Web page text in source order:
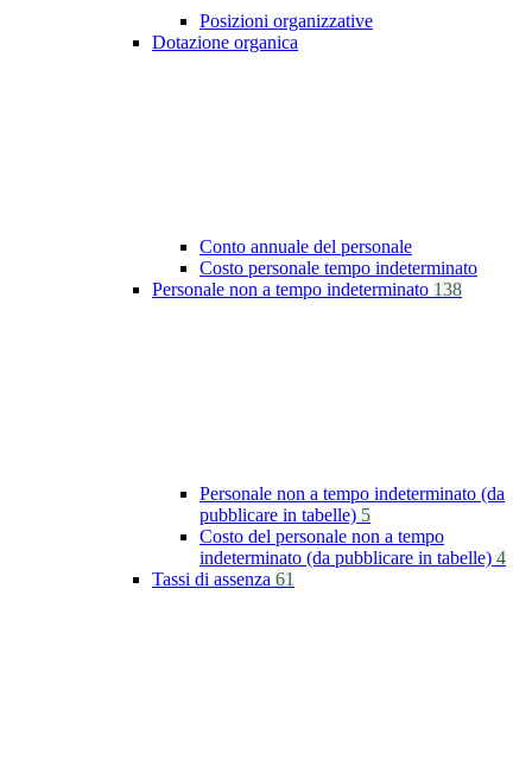
Posizioni organizzative
Dotazione organica
Conto annuale del personale
Costo personale tempo indeterminato
Personale non a tempo indeterminato 138
Personale non a tempo indeterminato (da
pubblicare in tabelle) 5
Costo del personale non a tempo
indeterminato (da pubblicare in tabelle) 4
Tassi di assenza 61